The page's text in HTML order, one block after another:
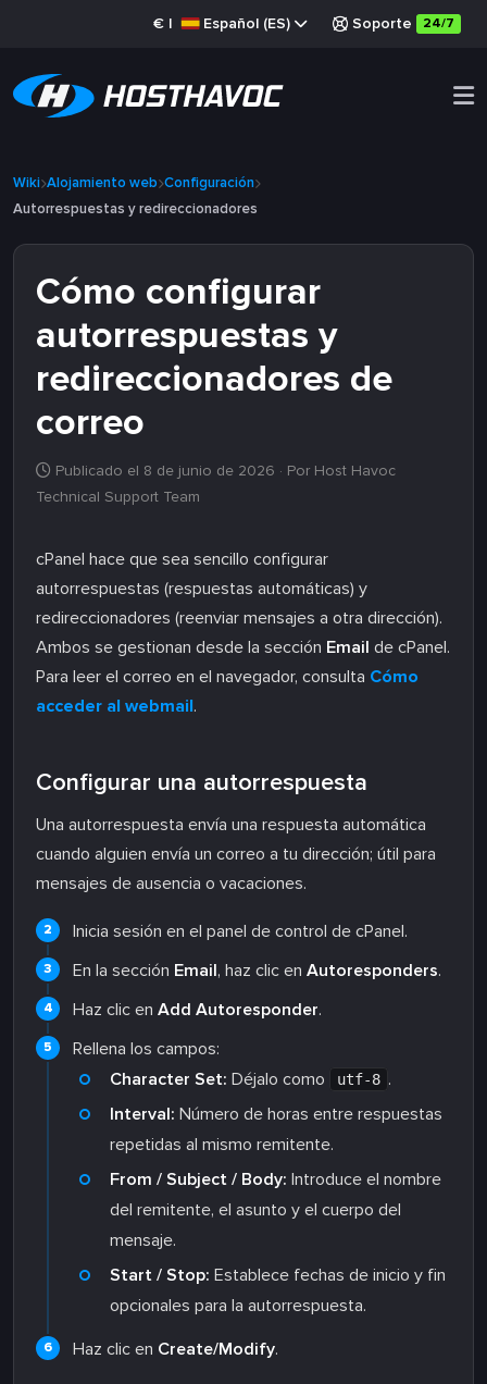
€ | Español (ES) Soporte 24/7
Wiki Alojamiento web Configuración
Autorrespuestas y redireccionadores
Cómo configurar
autorrespuestas y
redireccionadores de
correo
Publicado el 8 de junio de 2026 · Por Host Havoc
Technical Support Team
cPanel hace que sea sencillo configurar
autorrespuestas (respuestas automáticas) y
redireccionadores (reenviar mensajes a otra dirección).
Ambos se gestionan desde la sección Email de cPanel.
Para leer el correo en el navegador, consulta Cómo
acceder al webmail.
Configurar una autorrespuesta
Una autorrespuesta envía una respuesta automática
cuando alguien envía un correo a tu dirección; útil para
mensajes de ausencia o vacaciones.
Inicia sesión en el panel de control de cPanel.
En la sección Email, haz clic en Autoresponders.
Haz clic en Add Autoresponder.
Rellena los campos:
Character Set: Déjalo como utf-8 .
Interval: Número de horas entre respuestas
repetidas al mismo remitente.
From / Subject / Body: Introduce el nombre
del remitente, el asunto y el cuerpo del
mensaje.
Start / Stop: Establece fechas de inicio y fin
opcionales para la autorrespuesta.
Haz clic en Create/Modify.